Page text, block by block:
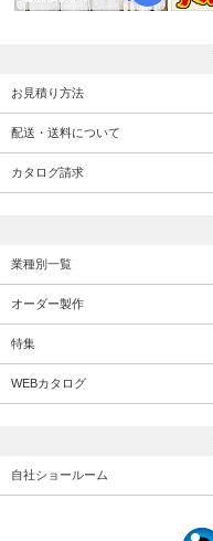
お見積り方法
配送・送料について
カタログ請求
業種別一覧
オーダー製作
特集
WEBカタログ
自社ショールーム